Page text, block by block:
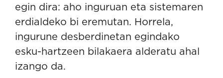
egin dira: aho inguruan eta sistemaren
erdialdeko bi eremutan. Horrela,
ingurune desberdinetan egindako
esku-hartzeen bilakaera alderatu ahal
izango da.